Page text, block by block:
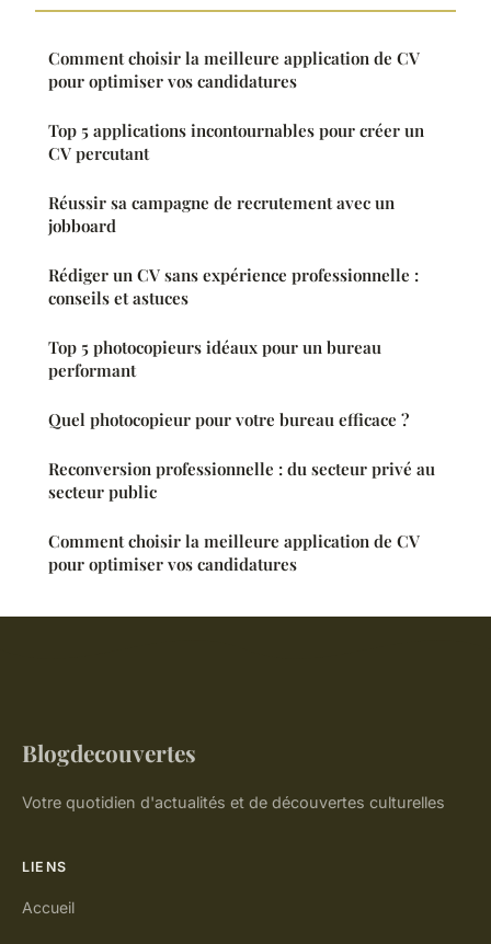
Comment choisir la meilleure application de CV
pour optimiser vos candidatures
Top 5 applications incontournables pour créer un
CV percutant
Réussir sa campagne de recrutement avec un
jobboard
Rédiger un CV sans expérience professionnelle :
conseils et astuces
Top 5 photocopieurs idéaux pour un bureau
performant
Quel photocopieur pour votre bureau efficace ?
Reconversion professionnelle : du secteur privé au
secteur public
Comment choisir la meilleure application de CV
pour optimiser vos candidatures
Blogdecouvertes
Votre quotidien d'actualités et de découvertes culturelles
LIENS
Accueil